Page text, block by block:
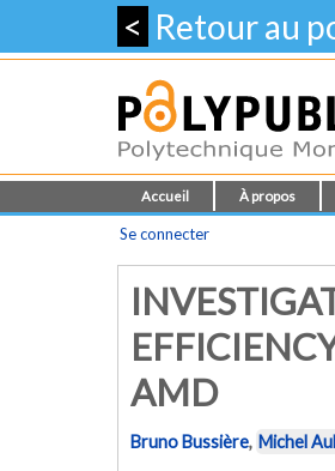
< Retour au
Accueil À propos
Se connecter
AMD
Bruno Bussière, Michel